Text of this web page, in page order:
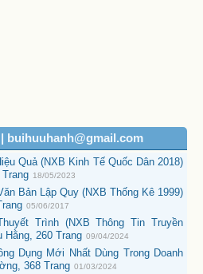
buihuuhanh@gmail.com
Quả (NXB Kinh Tế Quốc Dân 2018)
18/05/2023
Bản Lập Quy (NXB Thống Kê 1999)
05/06/2017
Trình (NXB Thông Tin Truyền
Hằng, 260 Trang 09/04/2024
Dụng Mới Nhất Dùng Trong Doanh
368 Trang 01/03/2024